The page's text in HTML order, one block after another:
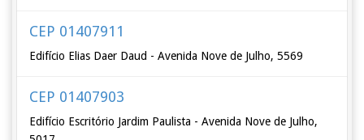
CEP 01407911
Edifício Elias Daer Daud - Avenida Nove de Julho, 5569
CEP 01407903
Edifício Escritório Jardim Paulista - Avenida Nove de Julho,